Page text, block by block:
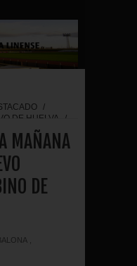
/
DE HUELVA
/
DOMINGO EL
DE HUELVA
MAÑANA
DE